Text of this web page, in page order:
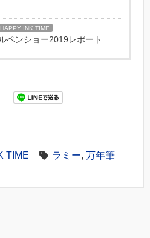
INK TIME
ペンショー2019レポート
TIME ラミー, 万年筆